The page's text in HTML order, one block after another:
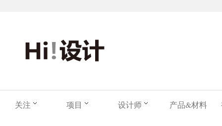
关注 项目 设计师 产品&材料